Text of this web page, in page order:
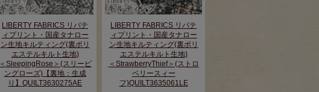
LIBERTY FABRICS リバテ
ィプリント・国産タナロー
ン生地キルティング(裏ポリ
エステルキルト生地)
＜SleepingRose＞(スリーピ
ングローズ)【裏地：生成
り】QUILT3630275AE
LIBERTY FABRICS リバテ
ィプリント・国産タナロー
ン生地キルティング(裏ポリ
エステルキルト生地)
＜StrawberryThief＞(ストロ
ベリースィー
フ)QUILT3635061LE